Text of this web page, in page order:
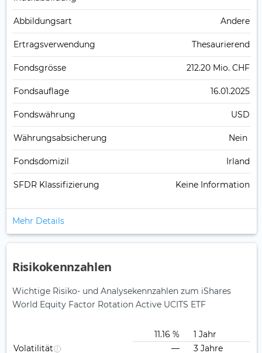
Abbildungs­art Andere
Ertrags­verwendung Thesaurierend
Fonds­grösse 212.20 Mio. CHF
Fonds­auflage 16.01.2025
Fonds­währung USD
Währungsabsicherung Nein
Fondsdomizil Irland
SFDR Klassifizierung Keine Information
Mehr Details
Risikokennzahlen
Wichtige Risiko- und Analysekennzahlen zum iShares
World Equity Factor Rotation Active UCITS ETF
Volatilität
11.16 %
1 Jahr
—
3 Jahre